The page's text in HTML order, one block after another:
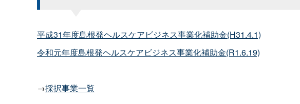
平成31年度島根発ヘルスケアビジネス事業化補助金(H31.4.1)
令和元年度島根発ヘルスケアビジネス事業化補助金(R1.6.19)
→採択事業一覧